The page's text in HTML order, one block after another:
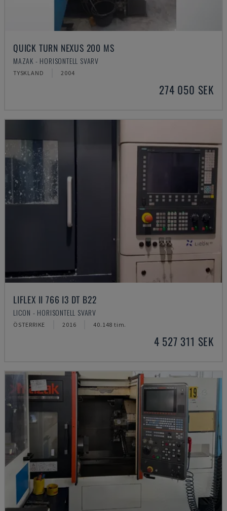
QUICK TURN NEXUS 200 MS
MAZAK - HORISONTELL SVARV
TYSKLAND 2004
274 050 SEK
LIFLEX II 766 I3 DT B22
LICON - HORISONTELL SVARV
ÖSTERRIKE 2016 40.148 tim.
4 527 311 SEK